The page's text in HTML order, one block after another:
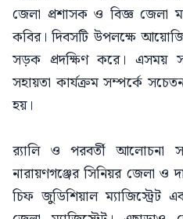
জেলা প্রশাসক ও বিজ্ঞ জেলা
কবির। দিবসটি উপলক্ষে
সড়ক প্রদক্ষিণ করে। এসময়
সহায়তা কার্যক্রম সম্পর্কে
হয়।
র‍্যালি ও পরবর্তী আলোচনা
নারায়ণগঞ্জের সিনিয়র জেলা
চিফ জুডিশিয়াল ম্যাজিস্ট্রেট